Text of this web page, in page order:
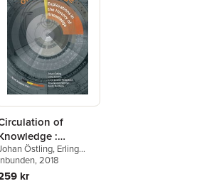
of
:
in the
of
Östling, Erling
,David Larsson
Hammar
, 2018
kr